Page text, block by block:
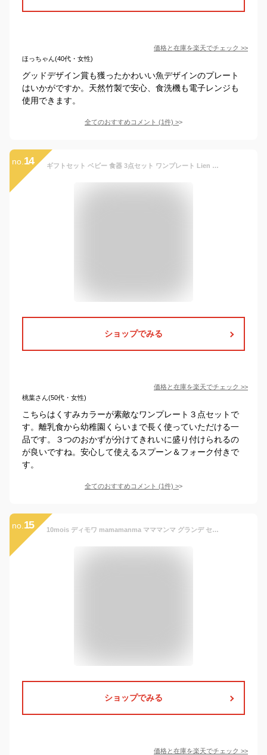
価格と在庫を楽天でチェック >>
ほっちゃん(40代・女性)
グッドデザイン賞も獲ったかわいい魚デザインのプレート
はいかがですか。天然竹製で安心、食洗機も電子レンジも
使用できます。
全てのおすすめコメント (1件) >
no. 14 ギフトセット ベビー 食器 3点セット ワンプレート Lien de famille bien mange （ 出産祝い ギフト セット 贈り物 お祝い ベビーギフトセット 日本製 プレート スプーン フォーク プレゼント 赤ちゃん 女の子 男の子 おしゃれ ）【3980円以上送料無料】
ショップでみる
価格と在庫を楽天でチェック >>
桃葉さん(50代・女性)
こちらはくすみカラーが素敵なワンプレート３点セットで
す。離乳食から幼稚園くらいまで長く使っていただける一
品です。３つのおかずが分けてきれいに盛り付けられるの
が良いですね。安心して使えるスプーン＆フォーク付きで
す。
全てのおすすめコメント (1件) >
no. 15 10mois ディモワ mamamanma マママンマ グランデ セット ベビー 食器セット 離乳食 出産祝い ベビー食器 赤ちゃん 雲 すくいやすい 人気 かわいい 食器 セット ギフト 【送料無料】
ショップでみる
価格と在庫を楽天でチェック >>